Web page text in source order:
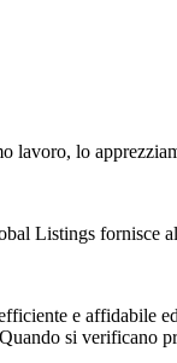
lavoro, lo
Listings fornisce
e affidabile
si verificano